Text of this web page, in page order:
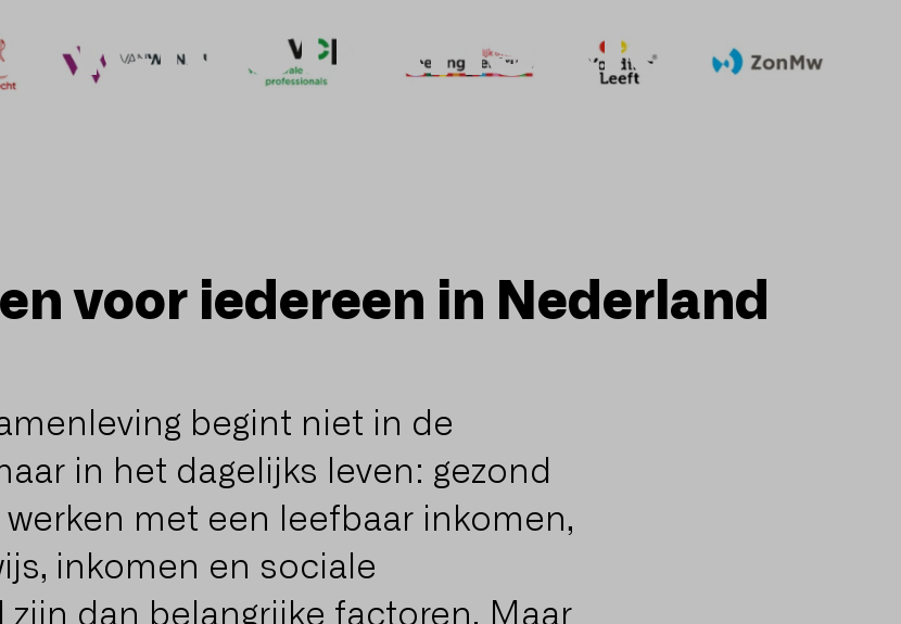
voor iedereen in Nederland
begint niet in de
in het dagelijks leven: gezond
met een leefbaar inkomen,
inkomen en sociale
dan belangrijke factoren. Maar